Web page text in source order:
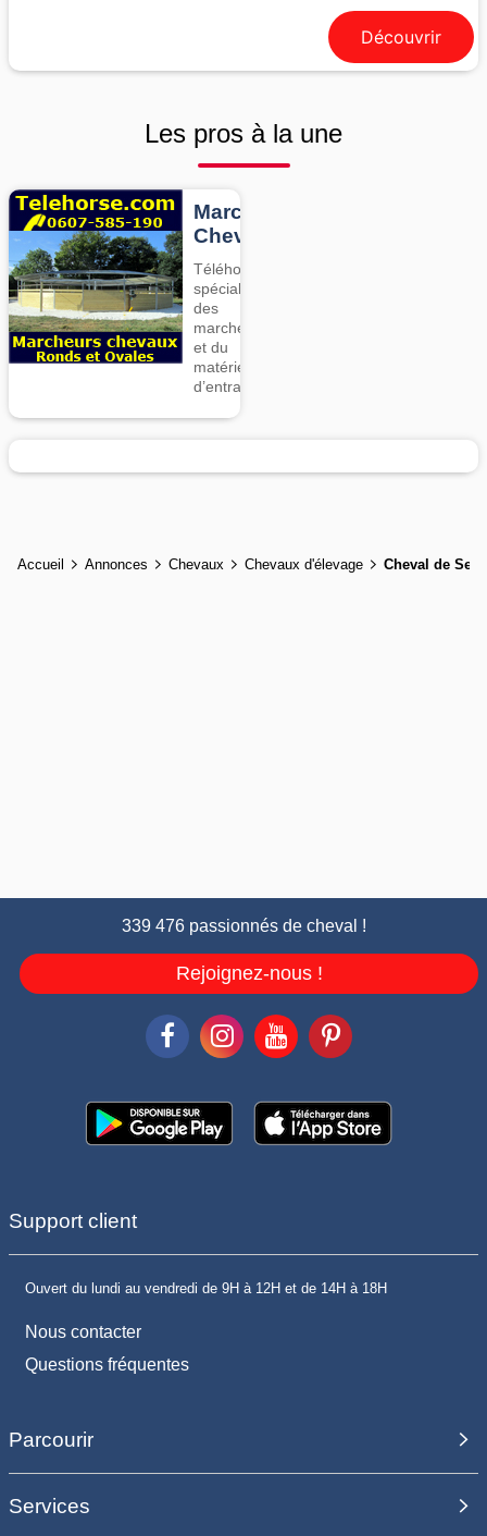
Découvrir
Les pros à la une
Marcheurs
Chevaux
Téléhorse,
spécialiste
des
marcheurs
et du
matériel
d’entrainement
Accueil Annonces Chevaux Chevaux d'élevage Cheval de Selle
339 476 passionnés de cheval !
Rejoignez-nous !
Support client
Ouvert du lundi au vendredi de 9H à 12H et de 14H à 18H
Nous contacter
Questions fréquentes
Parcourir
Services